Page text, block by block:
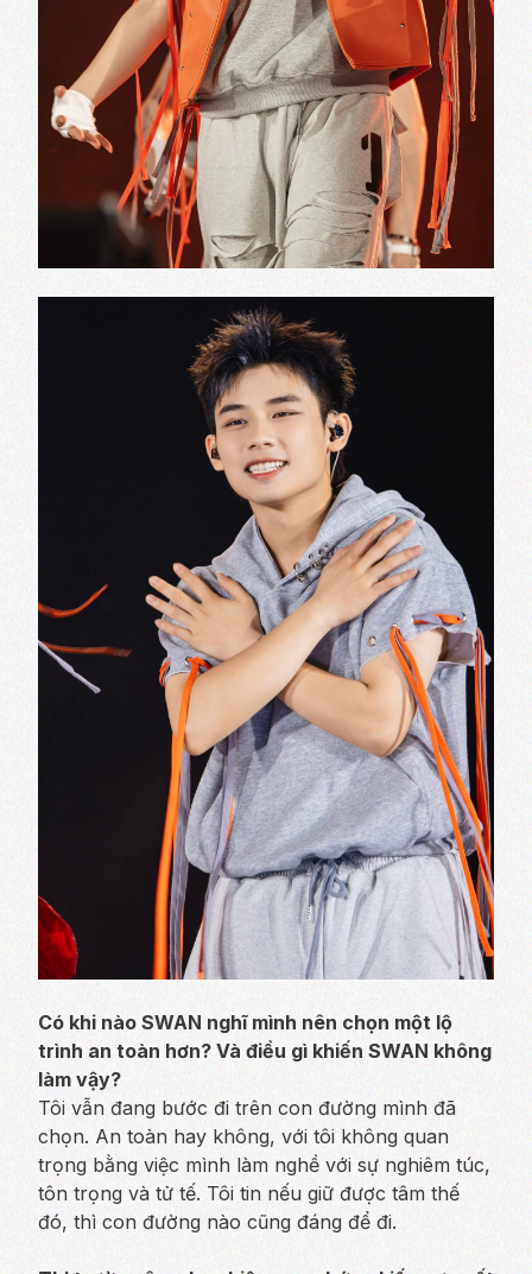
Có khi nào SWAN nghĩ mình nên chọn một lộ
trình an toàn hơn? Và điều gì khiến SWAN không
làm vậy?
Tôi vẫn đang bước đi trên con đường mình đã
chọn. An toàn hay không, với tôi không quan
trọng bằng việc mình làm nghề với sự nghiêm túc,
tôn trọng và tử tế. Tôi tin nếu giữ được tâm thế
đó, thì con đường nào cũng đáng để đi.